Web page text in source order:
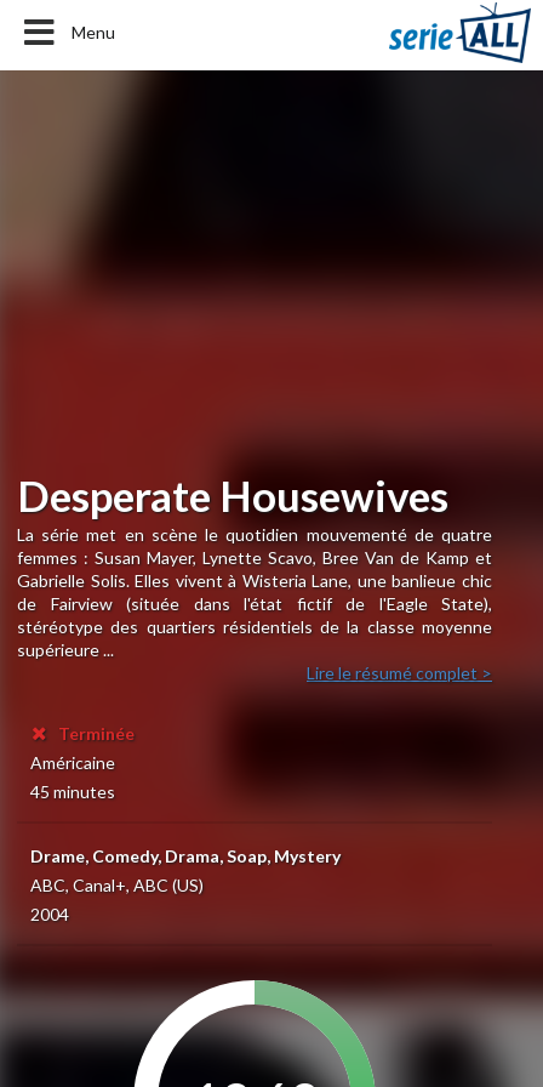
Menu
Desperate Housewives
La série met en scène le quotidien mouvementé de quatre
femmes : Susan Mayer, Lynette Scavo, Bree Van de Kamp et
Gabrielle Solis. Elles vivent à Wisteria Lane, une banlieue chic
de Fairview (située dans l'état fictif de l'Eagle State),
stéréotype des quartiers résidentiels de la classe moyenne
supérieure ...
Lire le résumé complet >
Terminée
Américaine
45 minutes
Drame, Comedy, Drama, Soap, Mystery
ABC, Canal+, ABC (US)
2004